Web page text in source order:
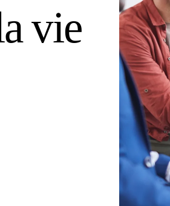
vie